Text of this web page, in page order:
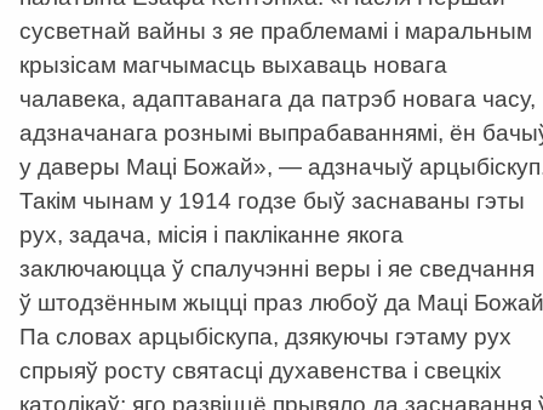
сусветнай вайны з яе праблемамі і маральным
крызісам магчымасць выхаваць новага
чалавека, адаптаванага да патрэб новага часу,
адзначанага рознымі выпрабаваннямі, ён
у даверы Маці Божай», — адзначыў
Такім чынам у 1914 годзе быў заснаваны гэты
рух, задача, місія і пакліканне якога
заключаюцца ў спалучэнні веры і яе сведчання
ў штодзённым жыцці праз любоў да Маці
Па словах арцыбіскупа, дзякуючы гэтаму рух
спрыяў росту святасці духавенства і свецкіх
католікаў; яго развіццё прывяло да заснавання